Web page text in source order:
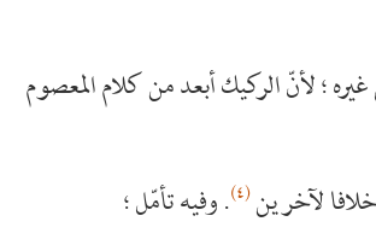
؛ لأنّ الركيك أبعد من كلام المعصوم
لآخرين(٤) . وفيه تأمّل ؛